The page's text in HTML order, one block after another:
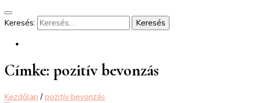
Keresés:
Címke: pozitív bevonzás
Kezdőlap /pozitív bevonzás